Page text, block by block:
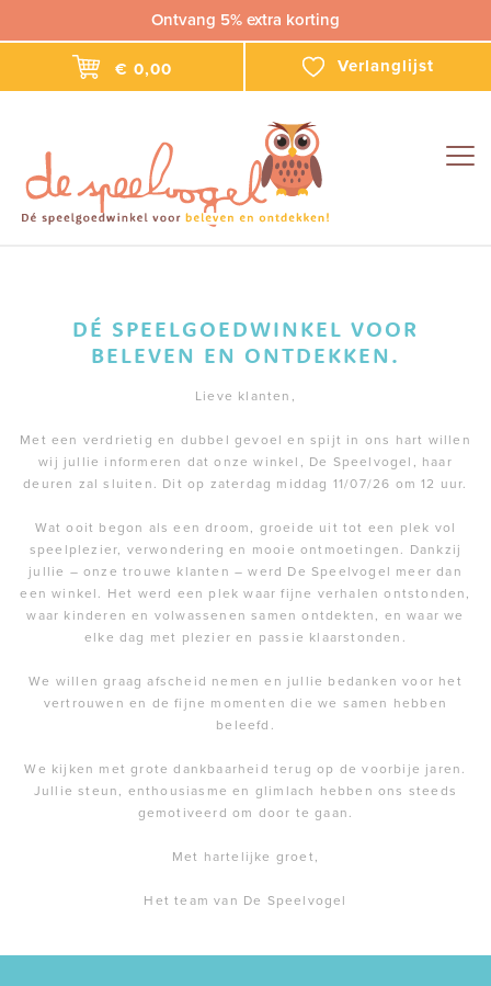
Ontvang 5% extra korting
€ 0,00 Verlanglijst
DÉ SPEELGOEDWINKEL VOOR
BELEVEN EN ONTDEKKEN.
Lieve klanten,
Met een verdrietig en dubbel gevoel en spijt in ons hart willen
wij jullie informeren dat onze winkel, De Speelvogel, haar
deuren zal sluiten. Dit op zaterdag middag 11/07/26 om 12 uur.
Wat ooit begon als een droom, groeide uit tot een plek vol
speelplezier, verwondering en mooie ontmoetingen. Dankzij
jullie – onze trouwe klanten – werd De Speelvogel meer dan
een winkel. Het werd een plek waar fijne verhalen ontstonden,
waar kinderen en volwassenen samen ontdekten, en waar we
elke dag met plezier en passie klaarstonden.
We willen graag afscheid nemen en jullie bedanken voor het
vertrouwen en de fijne momenten die we samen hebben
beleefd.
We kijken met grote dankbaarheid terug op de voorbije jaren.
Jullie steun, enthousiasme en glimlach hebben ons steeds
gemotiveerd om door te gaan.
Met hartelijke groet,
Het team van De Speelvogel